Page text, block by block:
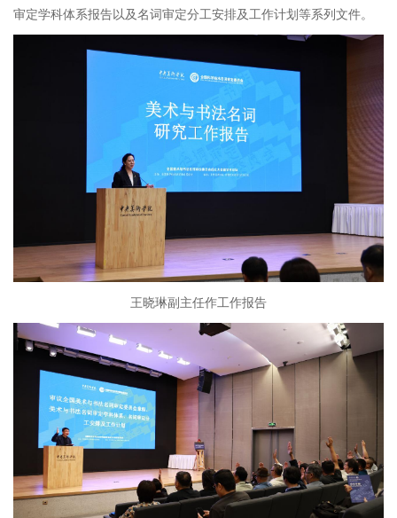
审定学科体系报告以及名词审定分工安排及工作计划等系列文件。
王晓琳副主任作工作报告